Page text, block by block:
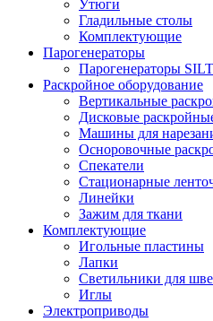
Утюги
Гладильные столы
Комплектующие
Парогенераторы
Парогенераторы
Раскройное оборудование
Вертикальные
Дисковые
Машины для
Осноровочные
Спекатели
Стационарные
Линейки
Зажим для ткани
Комплектующие
Игольные пластины
Лапки
Светильники для
Иглы
Электроприводы